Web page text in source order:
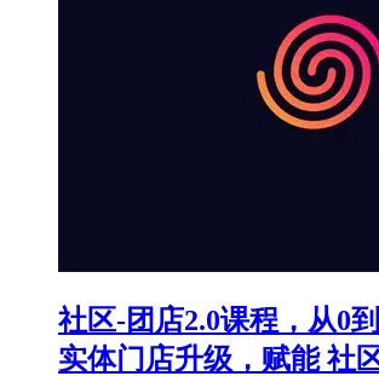
社区-团店2.0课程，从0
实体门店升级，赋能 社